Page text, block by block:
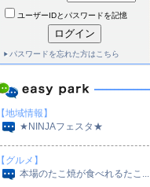
ユーザーIDとパスワードを記憶
パスワードを忘れた方はこちら
【地域情報】
★NINJAフェスタ★
【グルメ】
本場のたこ焼が食べれるたこ...